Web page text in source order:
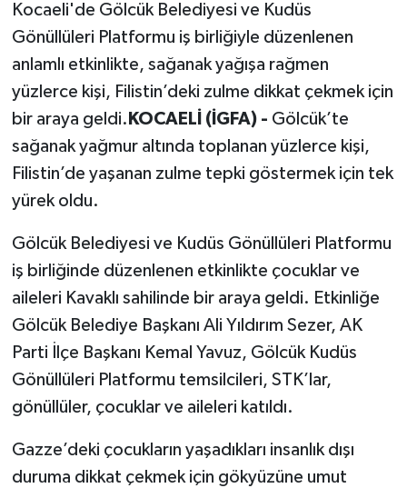
Kocaeli'de Gölcük Belediyesi ve Kudüs
Gönüllüleri Platformu iş birliğiyle düzenlenen
anlamlı etkinlikte, sağanak yağışa rağmen
yüzlerce kişi, Filistin’deki zulme dikkat çekmek için
bir araya geldi. KOCAELİ (İGFA) - Gölcük’te
sağanak yağmur altında toplanan yüzlerce kişi,
Filistin’de yaşanan zulme tepki göstermek için tek
yürek oldu.
Gölcük Belediyesi ve Kudüs Gönüllüleri Platformu
iş birliğinde düzenlenen etkinlikte çocuklar ve
aileleri Kavaklı sahilinde bir araya geldi. Etkinliğe
Gölcük Belediye Başkanı Ali Yıldırım Sezer, AK
Parti İlçe Başkanı Kemal Yavuz, Gölcük Kudüs
Gönüllüleri Platformu temsilcileri, STK’lar,
gönüllüler, çocuklar ve aileleri katıldı.
Gazze’deki çocukların yaşadıkları insanlık dışı
duruma dikkat çekmek için gökyüzüne umut